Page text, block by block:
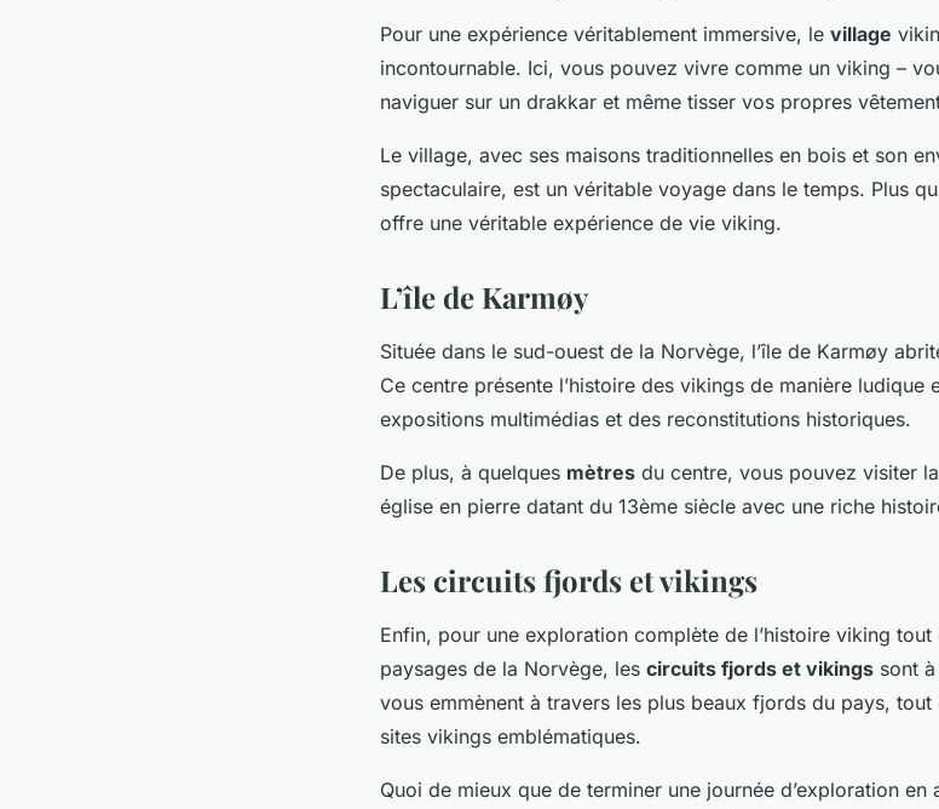
Pour une expérience véritablement immersive, le village
incontournable. Ici, vous pouvez vivre comme un viking –
naviguer sur un drakkar et même tisser vos propres
Le village, avec ses maisons traditionnelles en bois et son
spectaculaire, est un véritable voyage dans le temps. Plus
offre une véritable expérience de vie viking.
L’île de Karmøy
Située dans le sud-ouest de la Norvège, l’île de Karmøy
Ce centre présente l’histoire des vikings de manière ludique
expositions multimédias et des reconstitutions historiques.
De plus, à quelques mètres du centre, vous pouvez visiter la
église en pierre datant du 13ème siècle avec une riche
Les circuits fjords et vikings
Enfin, pour une exploration complète de l’histoire viking
paysages de la Norvège, les circuits fjords et vikings sont
vous emmènent à travers les plus beaux fjords du pays,
sites vikings emblématiques.
Quoi de mieux que de terminer une journée d’exploration